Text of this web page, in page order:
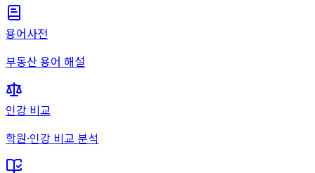
용어사전
부동산 용어 해설
인강 비교
학원·인강 비교 분석